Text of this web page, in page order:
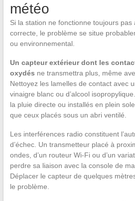
météo
Si la station ne fonctionne toujours
correcte, le problème se situe
ou environnemental.
Un capteur extérieur dont les
oxydés ne transmettra plus, même
Nettoyez les lamelles de contact avec
vinaigre blanc ou d’alcool
la pluie directe ou installés en plein
que ceux placés sous un abri ventilé.
Les interférences radio constituent
d’échec. Un transmetteur placé à
ondes, d’un routeur Wi-Fi ou d’un
perdre sa liaison avec la console de
Déplacer le capteur de quelques
le problème.